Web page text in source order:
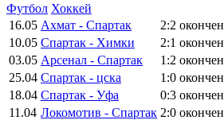
Футбол Хоккей
16.05 Ахмат - Спартак 2:2 окончен
10.05 Спартак - Химки 2:1 окончен
03.05 Арсенал - Спартак 1:2 окончен
25.04 Спартак - цска 1:0 окончен
18.04 Спартак - Уфа 0:3 окончен
11.04 Локомотив - Спартак 2:0 окончен